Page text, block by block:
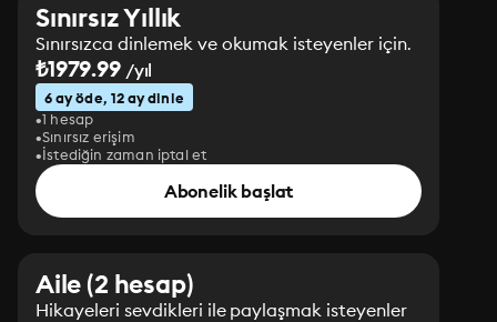
Sınırsız Yıllık
Sınırsızca dinlemek ve okumak isteyenler için.
₺1979.99/yıl
6 ay öde, 12 ay dinle
1 hesap
Sınırsız erişim
İstediğin zaman iptal et
Abonelik başlat
Aile (2 hesap)
Hikayeleri sevdikleri ile paylaşmak isteyenler